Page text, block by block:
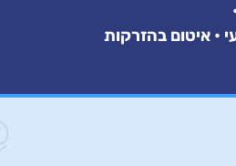
• איטום בהזרקות